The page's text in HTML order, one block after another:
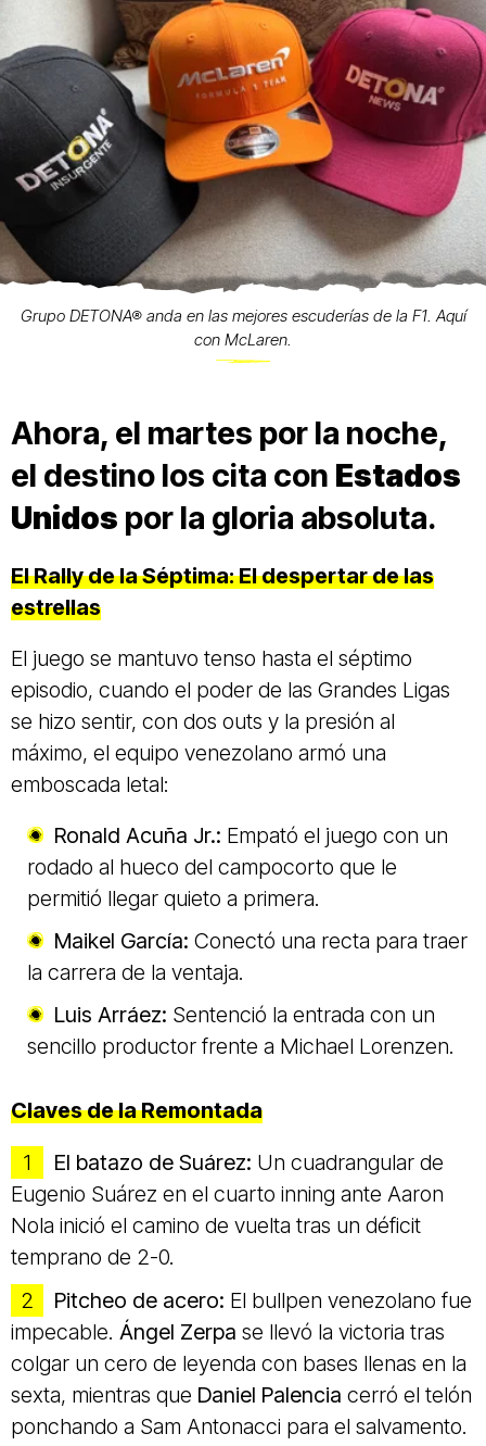
Grupo DETONA® anda en las mejores escuderías de la F1. Aquí
con McLaren.
Ahora, el martes por la noche,
el destino los cita con Estados
Unidos por la gloria absoluta.
El Rally de la Séptima: El despertar de las
estrellas
El juego se mantuvo tenso hasta el séptimo
episodio, cuando el poder de las Grandes Ligas
se hizo sentir, con dos outs y la presión al
máximo, el equipo venezolano armó una
emboscada letal:
Ronald Acuña Jr.: Empató el juego con un
rodado al hueco del campocorto que le
permitió llegar quieto a primera.
Maikel García: Conectó una recta para traer
la carrera de la ventaja.
Luis Arráez: Sentenció la entrada con un
sencillo productor frente a Michael Lorenzen.
Claves de la Remontada
El batazo de Suárez: Un cuadrangular de
Eugenio Suárez en el cuarto inning ante Aaron
Nola inició el camino de vuelta tras un déficit
temprano de 2-0.
Pitcheo de acero: El bullpen venezolano fue
impecable. Ángel Zerpa se llevó la victoria tras
colgar un cero de leyenda con bases llenas en la
sexta, mientras que Daniel Palencia cerró el telón
ponchando a Sam Antonacci para el salvamento.